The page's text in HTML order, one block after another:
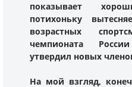
показывает
потихоньку
возрастных
чемпионата
утвердил новых
На мой взгляд,